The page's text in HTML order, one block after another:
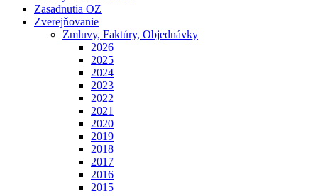
Zasadnutia OZ
Zverejňovanie
Zmluvy, Faktúry, Objednávky
2026
2025
2024
2023
2022
2021
2020
2019
2018
2017
2016
2015